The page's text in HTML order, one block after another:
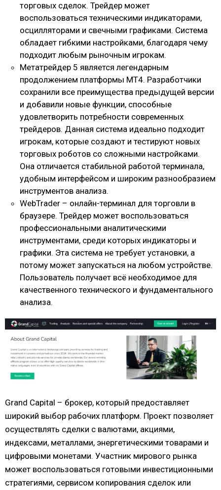
торговых сделок. Трейдер может
воспользоваться техническими индикаторами,
осцилляторами и свечными графиками. Система
обладает гибкими настройками, благодаря чему
подходит любым рыночным игрокам.
Метатрейдер 5 является легендарным
продолжением платформы МТ4. Разработчики
сохранили все преимущества предыдущей версии
и добавили новые функции, способные
удовлетворить потребности современных
трейдеров. Данная система идеально подходит
игрокам, которые создают и тестируют новых
торговых роботов со сложными настройками.
Она отличается стабильной работой терминала,
удобным интерфейсом и широким разнообразием
инструментов анализа.
WebTrader – онлайн-терминал для торговли в
браузере. Трейдер может воспользоваться
профессиональными аналитическими
инструментами, среди которых индикаторы и
графики. Эта система не требует установки, а
потому может запускаться на любом устройстве.
Пользователь получает всё необходимое для
качественного технического и фундаментального
анализа.
Grand Capital – брокер, который предоставляет
широкий выбор рабочих платформ. Проект позволяет
осуществлять сделки с валютами, акциями,
индексами, металлами, энергетическими товарами и
цифровыми монетами. Участник мирового рынка
может воспользоваться готовыми инвестиционными
стратегиями, сервисом копирования сделок или